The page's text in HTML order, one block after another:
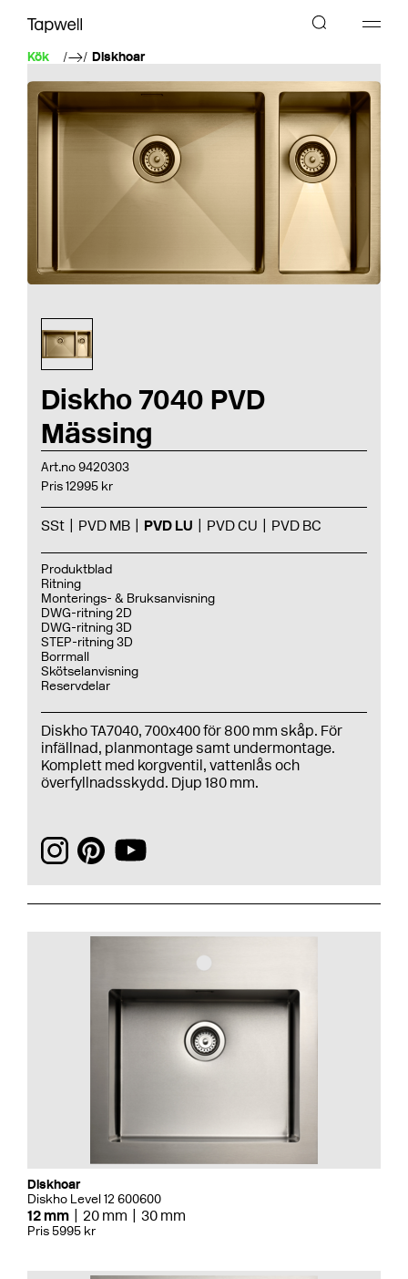
Kök Diskhoar
Diskho 7040 PVD
Mässing
Art.no 9420303
Pris 12995 kr
SSt PVD MB PVD LU PVD CU PVD BC
Produktblad
Ritning
Monterings- & Bruksanvisning
DWG-ritning 2D
DWG-ritning 3D
STEP-ritning 3D
Borrmall
Skötselanvisning
Reservdelar
Diskho TA7040, 700x400 för 800 mm skåp. För
infällnad, planmontage samt undermontage.
Komplett med korgventil, vattenlås och
överfyllnadsskydd. Djup 180 mm.
Diskhoar
Diskho Level 12 600600
12 mm 20 mm 30 mm
Pris 5995 kr